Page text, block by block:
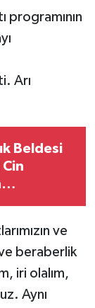
programının
Arı
Beldesi
ve
beraberlik
iri olalım,
Aynı